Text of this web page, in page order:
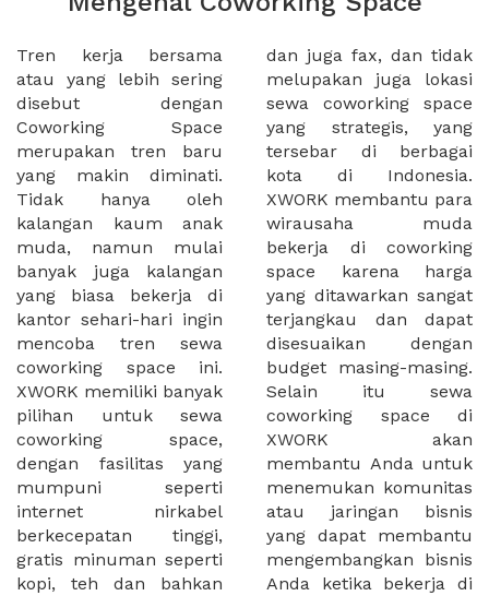
Tren kerja bersama
atau yang lebih sering
disebut dengan
Coworking Space
merupakan tren baru
yang makin diminati.
Tidak hanya oleh
kalangan kaum anak
muda, namun mulai
banyak juga kalangan
yang biasa bekerja di
kantor sehari-hari ingin
mencoba tren sewa
coworking space ini.
XWORK memiliki banyak
pilihan untuk sewa
coworking space,
dengan fasilitas yang
mumpuni seperti
internet nirkabel
berkecepatan tinggi,
gratis minuman seperti
kopi, teh dan bahkan
dan juga fax, dan tidak
melupakan juga lokasi
sewa coworking space
yang strategis, yang
tersebar di berbagai
kota di Indonesia.
XWORK membantu para
wirausaha muda
bekerja di coworking
space karena harga
yang ditawarkan sangat
terjangkau dan dapat
disesuaikan dengan
budget masing-masing.
Selain itu sewa
coworking space di
XWORK akan
membantu Anda untuk
menemukan komunitas
atau jaringan bisnis
yang dapat membantu
mengembangkan bisnis
Anda ketika bekerja di